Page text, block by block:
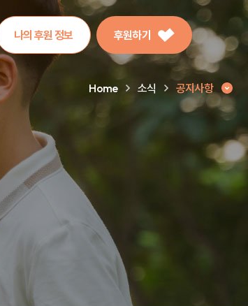
나의 후원 정보 후원하기
Home 소식 공지사항